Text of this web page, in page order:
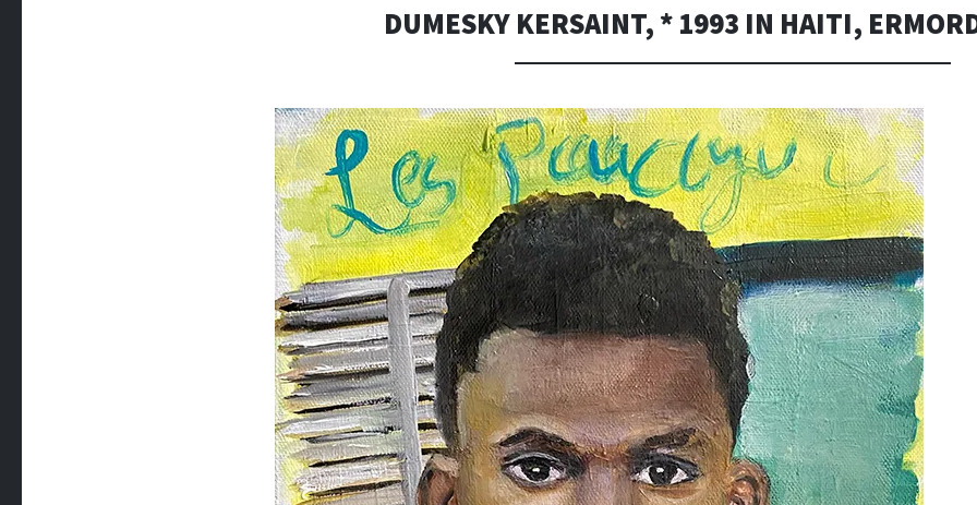
DUMESKY KERSAINT, * 1993 IN HAITI,